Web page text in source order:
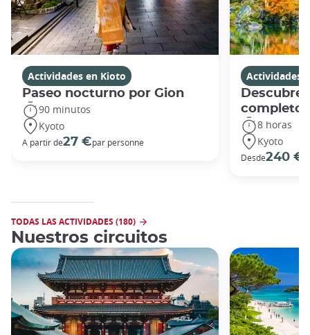
Actividades en Kioto
Paseo nocturno por Gion
90 minutos
Kyoto
A partir de27 €par personne
Actividades
Descubre
completo
8 horas
Kyoto
Desde240 €
TODAS LAS ACTIVIDADES (180)
Nuestros circuitos